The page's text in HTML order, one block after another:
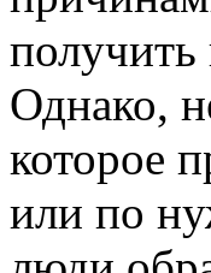
Однако,
которое
или по